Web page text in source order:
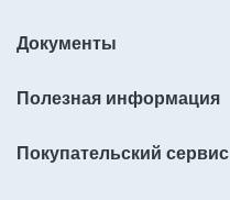
Документы
Полезная информация
Покупательский сервис